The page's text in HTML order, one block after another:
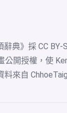
辭典》採 CC BY-
公開授權，使
料來自